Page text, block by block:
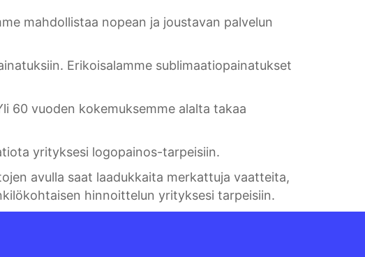
mahdollistaa nopean ja joustavan palvelun
Erikoisalamme sublimaatiopainatukset
60 vuoden kokemuksemme alalta takaa
yrityksesi logopainos-tarpeisiin.
avulla saat laadukkaita merkattuja vaatteita,
hinnoittelun yrityksesi tarpeisiin.